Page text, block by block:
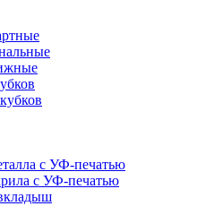
с УФ-печатью
с УФ-печатью